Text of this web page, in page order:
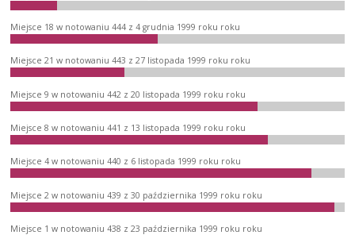
Miejsce 18 w notowaniu 444 z 4 grudnia 1999 roku roku
Miejsce 21 w notowaniu 443 z 27 listopada 1999 roku roku
Miejsce 9 w notowaniu 442 z 20 listopada 1999 roku roku
Miejsce 8 w notowaniu 441 z 13 listopada 1999 roku roku
Miejsce 4 w notowaniu 440 z 6 listopada 1999 roku roku
Miejsce 2 w notowaniu 439 z 30 października 1999 roku roku
Miejsce 1 w notowaniu 438 z 23 października 1999 roku roku